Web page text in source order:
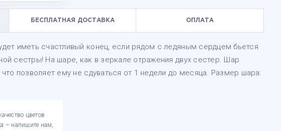
БЕСПЛАТНАЯ ДОСТАВКА ОПЛАТА
иметь счастливый конец, если рядом с ледяным сердцем бьется
сестры! На шаре, как в зеркале отражения двух сестер. Шар
позволяет ему не сдуваться от 1 недели до месяца. Размер шара:
цветов
– напишите нам,